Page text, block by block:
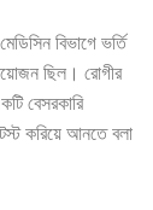
বিভাগে ভর্তি
ছিল। রোগীর
বেসরকারি
করিয়ে আনতে বলা